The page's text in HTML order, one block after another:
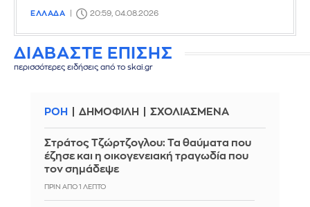
ΕΛΛΑΔΑ 20:59, 04.08.2026
ΔΙΑΒΑΣΤΕ ΕΠΙΣΗΣ
περισσότερες ειδήσεις από το skai.gr
ΡΟΗ ΔΗΜΟΦΙΛΗ ΣΧΟΛΙΑΣΜΕΝΑ
Στράτος Τζώρτζογλου: Τα θαύματα που
έζησε και η οικογενειακή τραγωδία που
τον σημάδεψε
ΠΡΙΝ ΑΠΌ 1 ΛΕΠΤΌ